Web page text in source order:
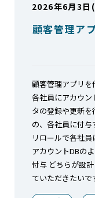
2026年6月3日
顧客管理ア
顧客管理アプリを
各社員にアカウ
タの登録や更新を
の、各社員に付
リロールで各社
アカウントDBの
付与 どちらが設
ていただきたいで